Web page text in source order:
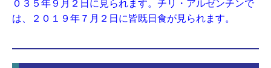
０３５年９月２日に見られます。チリ・アルゼンチンで
は、２０１９年７月２日に皆既日食が見られます。